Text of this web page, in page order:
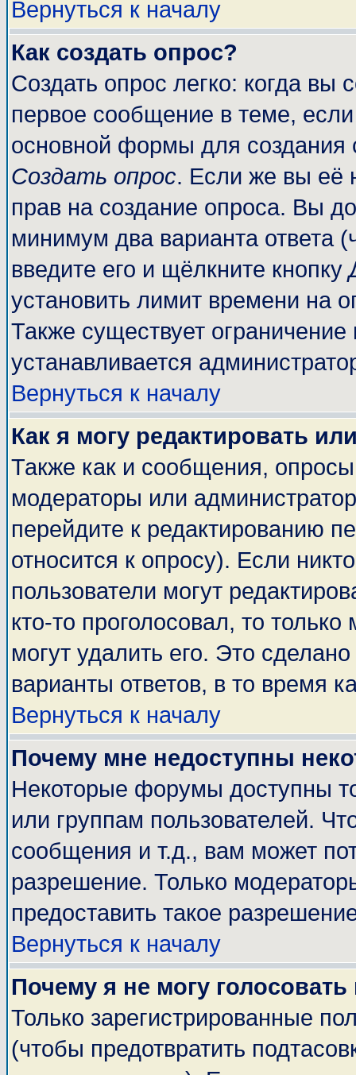
Вернуться к началу
Как создать опрос?
Создать опрос легко: когда вы
первое сообщение в теме,
основной формы для
Создать опрос. Если же вы её
прав на создание опроса. Вы
минимум два варианта ответа
введите его и щёлкните кнопку
установить лимит времени на
Также существует ограничение
устанавливается
Вернуться к началу
Как я могу редактировать
Также как и сообщения, опросы
модераторы или
перейдите к редактированию
относится к опросу). Если
пользователи могут
кто-то проголосовал, то
могут удалить его. Это
варианты ответов, в то время
Вернуться к началу
Почему мне недоступны
Некоторые форумы доступны
или группам пользователей.
сообщения и т.д., вам может
разрешение. Только
предоставить такое
Вернуться к началу
Почему я не могу
Только зарегистрированные
(чтобы предотвратить